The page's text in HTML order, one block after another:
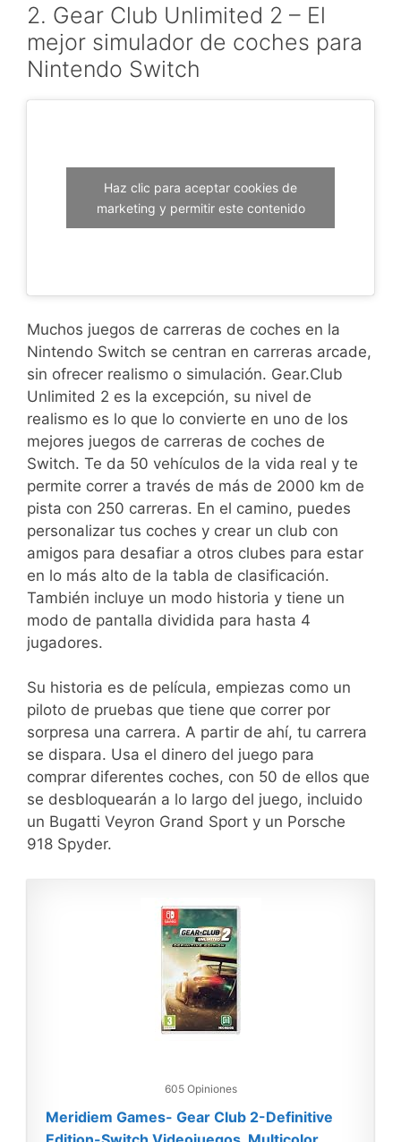
2. Gear Club Unlimited 2 – El
mejor simulador de coches para
Nintendo Switch
Haz clic para aceptar cookies de
marketing y permitir este contenido
Muchos juegos de carreras de coches en la
Nintendo Switch se centran en carreras arcade,
sin ofrecer realismo o simulación. Gear.Club
Unlimited 2 es la excepción, su nivel de
realismo es lo que lo convierte en uno de los
mejores juegos de carreras de coches de
Switch. Te da 50 vehículos de la vida real y te
permite correr a través de más de 2000 km de
pista con 250 carreras. En el camino, puedes
personalizar tus coches y crear un club con
amigos para desafiar a otros clubes para estar
en lo más alto de la tabla de clasificación.
También incluye un modo historia y tiene un
modo de pantalla dividida para hasta 4
jugadores.
Su historia es de película, empiezas como un
piloto de pruebas que tiene que correr por
sorpresa una carrera. A partir de ahí, tu carrera
se dispara. Usa el dinero del juego para
comprar diferentes coches, con 50 de ellos que
se desbloquearán a lo largo del juego, incluido
un Bugatti Veyron Grand Sport y un Porsche
918 Spyder.
605 Opiniones
Meridiem Games- Gear Club 2-Definitive